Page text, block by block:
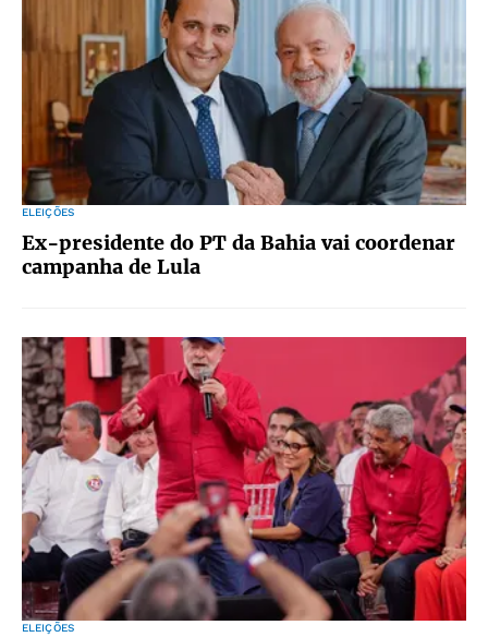
ELEIÇÕES
Ex-presidente do PT da Bahia vai coordenar
campanha de Lula
ELEIÇÕES